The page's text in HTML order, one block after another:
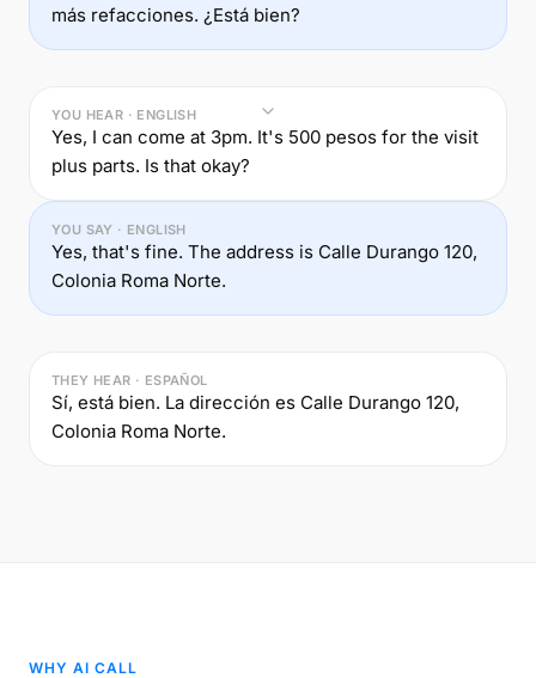
más refacciones. ¿Está bien?
YOU HEAR · ENGLISH
Yes, I can come at 3pm. It's 500 pesos for the visit
plus parts. Is that okay?
YOU SAY · ENGLISH
Yes, that's fine. The address is Calle Durango 120,
Colonia Roma Norte.
THEY HEAR · ESPAÑOL
Sí, está bien. La dirección es Calle Durango 120,
Colonia Roma Norte.
WHY AI CALL